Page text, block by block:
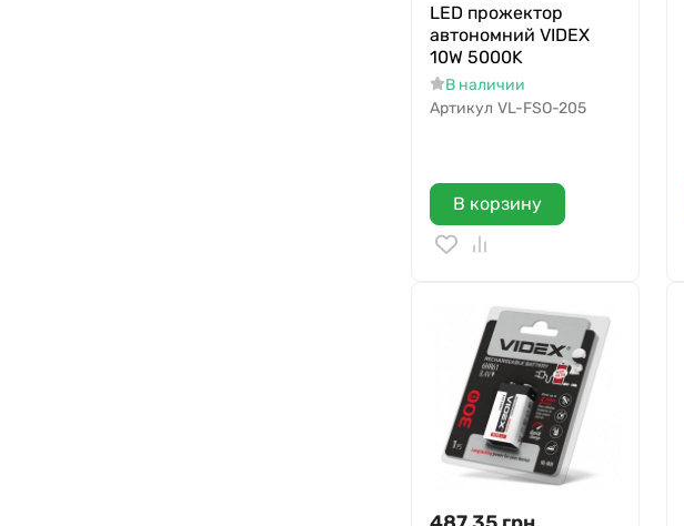
LED прожектор
автономний VIDEX
10W 5000K
В наличии
Артикул VL-FSO-205
В корзину